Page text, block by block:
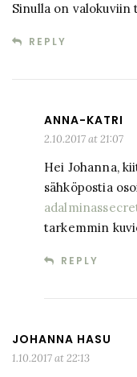
Sinulla on
REPLY
ANNA-KATRI
2.10.2017 at 21:07
Hei Johanna,
sähköpostia
tarkemmin
REPLY
JOHANNA HASU
1.10.2017 at 22:13